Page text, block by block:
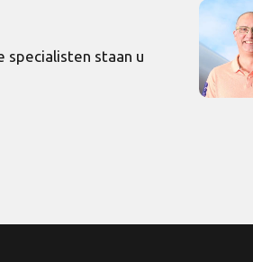
specialisten staan u